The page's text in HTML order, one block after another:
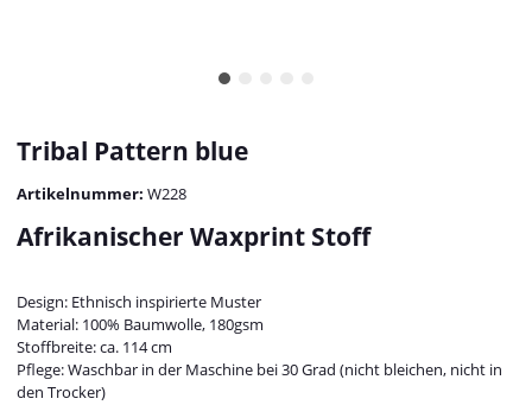
Tribal Pattern blue
Artikelnummer: W228
Afrikanischer Waxprint Stoff
Design: Ethnisch inspirierte Muster
Material: 100% Baumwolle, 180gsm
Stoffbreite: ca. 114 cm
Pflege: Waschbar in der Maschine bei 30 Grad (nicht bleichen, nicht in
den Trocker)